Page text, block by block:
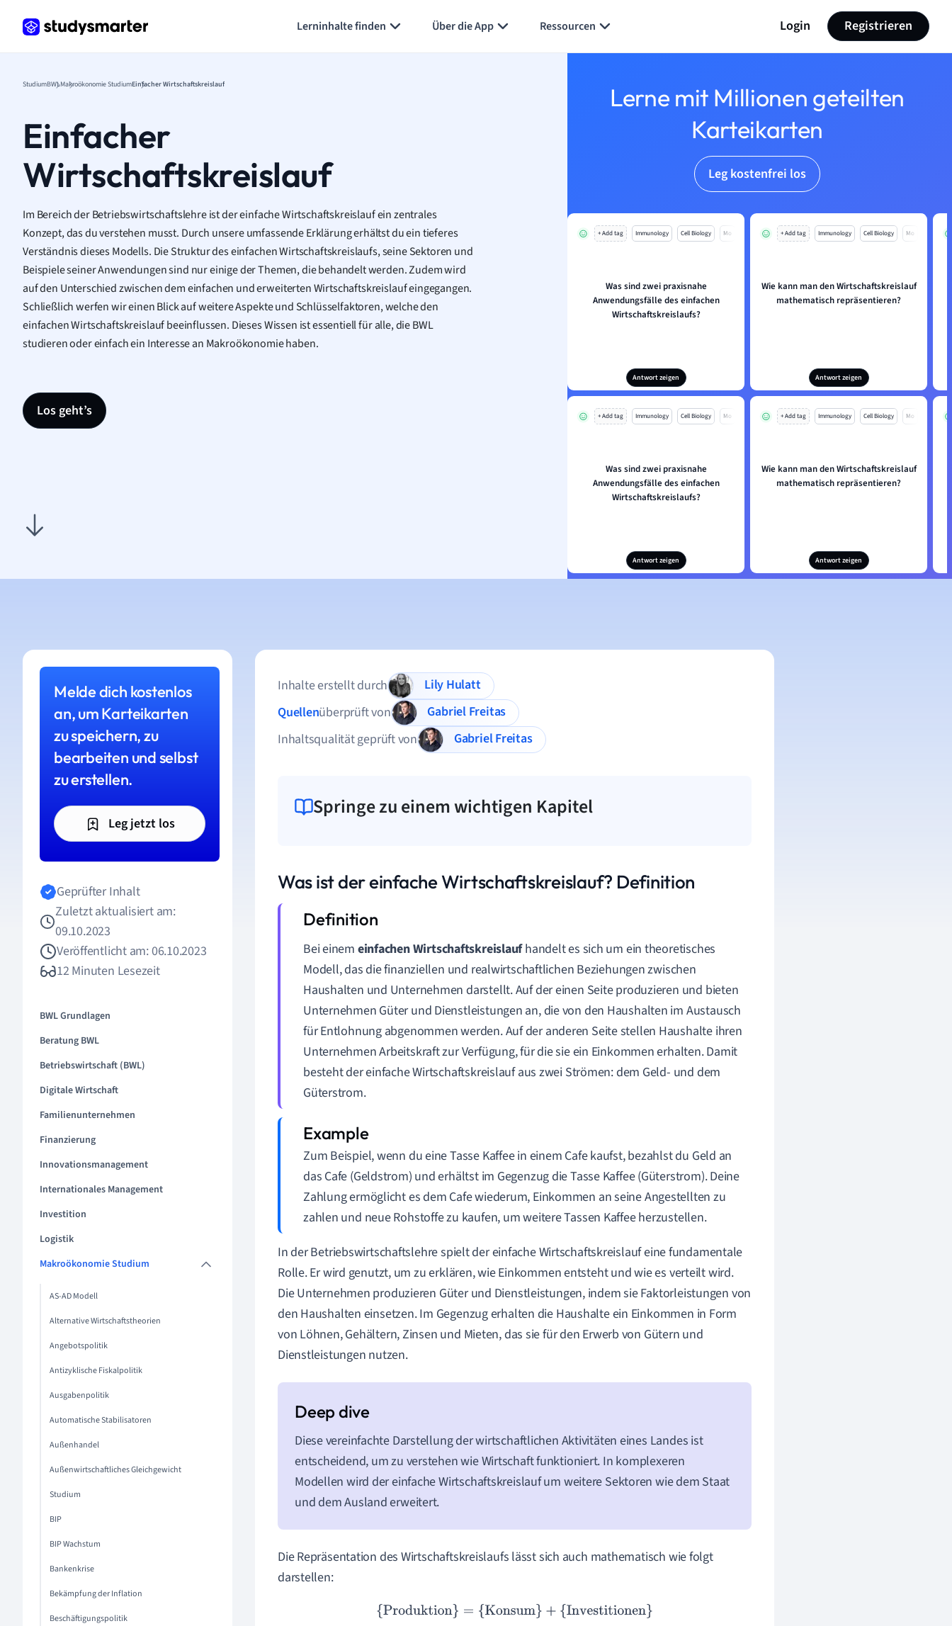
Lerninhalte finden Über die App Ressourcen Login Registrieren
StudiumBWLMakroökonomie StudiumEinfacher Wirtschaftskreislauf
Einfacher
Wirtschaftskreislauf
Im Bereich der Betriebswirtschaftslehre ist der einfache Wirtschaftskreislauf ein zentrales
Konzept, das du verstehen musst. Durch unsere umfassende Erklärung erhältst du ein tieferes
Verständnis dieses Modells. Die Struktur des einfachen Wirtschaftskreislaufs, seine Sektoren und
Beispiele seiner Anwendungen sind nur einige der Themen, die behandelt werden. Zudem wird
auf den Unterschied zwischen dem einfachen und erweiterten Wirtschaftskreislauf eingegangen.
Schließlich werfen wir einen Blick auf weitere Aspekte und Schlüsselfaktoren, welche den
einfachen Wirtschaftskreislauf beeinflussen. Dieses Wissen ist essentiell für alle, die BWL
studieren oder einfach ein Interesse an Makroökonomie haben.
Los geht’s
Lerne mit Millionen geteilten
Karteikarten
Leg kostenfrei los
+ Add tag Immunology Cell Biology Mo
Was sind zwei praxisnahe
Anwendungsfälle des einfachen
Wirtschaftskreislaufs?
Antwort zeigen
+ Add tag Immunology Cell Biology Mo
Wie kann man den Wirtschaftskreislauf
mathematisch repräsentieren?
Antwort zeigen
+ Add tag Immunology Cell Biology Mo
Was sind zwei praxisnahe
Anwendungsfälle des einfachen
Wirtschaftskreislaufs?
Antwort zeigen
+ Add tag Immunology Cell Biology Mo
Wie kann man den Wirtschaftskreislauf
mathematisch repräsentieren?
Antwort zeigen
Melde dich kostenlos
an, um Karteikarten
zu speichern, zu
bearbeiten und selbst
zu erstellen.
Leg jetzt los
Geprüfter Inhalt
Zuletzt aktualisiert am:
09.10.2023
Veröffentlicht am: 06.10.2023
12 Minuten Lesezeit
BWL Grundlagen
Beratung BWL
Betriebswirtschaft (BWL)
Digitale Wirtschaft
Familienunternehmen
Finanzierung
Innovationsmanagement
Internationales Management
Investition
Logistik
Makroökonomie Studium
AS-AD Modell
Alternative Wirtschaftstheorien
Angebotspolitik
Antizyklische Fiskalpolitik
Ausgabenpolitik
Automatische Stabilisatoren
Außenhandel
Außenwirtschaftliches Gleichgewicht
Studium
BIP
BIP Wachstum
Bankenkrise
Bekämpfung der Inflation
Beschäftigungspolitik
Inhalte erstellt durch
Lily Hulatt
Quellenüberprüft von
Gabriel Freitas
Inhaltsqualität geprüft von
Gabriel Freitas
Springe zu einem wichtigen Kapitel
Was ist der einfache Wirtschaftskreislauf? Definition
Bei einem einfachen Wirtschaftskreislaufhandelt es sich um ein theoretisches
Modell, das die finanziellen und realwirtschaftlichen Beziehungen zwischen
Haushalten und Unternehmen darstellt. Auf der einen Seite produzieren und bieten
Unternehmen Güter und Dienstleistungen an, die von den Haushalten im Austausch
für Entlohnung abgenommen werden. Auf der anderen Seite stellen Haushalte ihren
Unternehmen Arbeitskraft zur Verfügung, für die sie ein Einkommen erhalten. Damit
besteht der einfache Wirtschaftskreislauf aus zwei Strömen: dem Geld- und dem
Güterstrom.
Zum Beispiel, wenn du eine Tasse Kaffee in einem Cafe kaufst, bezahlst du Geld an
das Cafe (Geldstrom) und erhältst im Gegenzug die Tasse Kaffee (Güterstrom). Deine
Zahlung ermöglicht es dem Cafe wiederum, Einkommen an seine Angestellten zu
zahlen und neue Rohstoffe zu kaufen, um weitere Tassen Kaffee herzustellen.
In der Betriebswirtschaftslehre spielt der einfache Wirtschaftskreislauf eine fundamentale
Rolle. Er wird genutzt, um zu erklären, wie Einkommen entsteht und wie es verteilt wird.
Die Unternehmen produzieren Güter und Dienstleistungen, indem sie Faktorleistungen von
den Haushalten einsetzen. Im Gegenzug erhalten die Haushalte ein Einkommen in Form
von Löhnen, Gehältern, Zinsen und Mieten, das sie für den Erwerb von Gütern und
Dienstleistungen nutzen.
Diese vereinfachte Darstellung der wirtschaftlichen Aktivitäten eines Landes ist
entscheidend, um zu verstehen wie Wirtschaft funktioniert. In komplexeren
Modellen wird der einfache Wirtschaftskreislauf um weitere Sektoren wie dem Staat
und dem Ausland erweitert.
Die Repräsentation des Wirtschaftskreislaufs lässt sich auch mathematisch wie folgt
darstellen:
{Produktion} ={Konsum}+{Investitionen}